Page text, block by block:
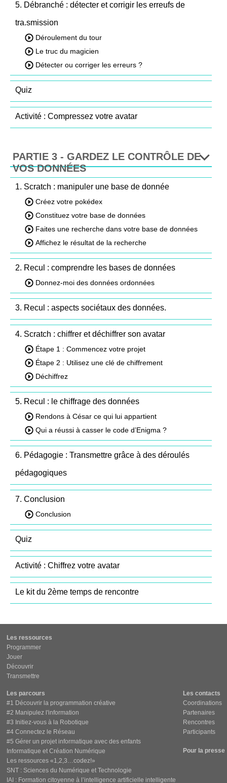
5. Débranché : détecter et corrigir les erreufs de
tra.smission
Déroulement du tour
Le truc du magicien
Détecter ou corriger les erreurs ?
Quiz
Activité : Compressez votre avatar
PARTIE 3 - GARDEZ LE CONTRÔLE DE
VOS DONNÉES
1. Scratch : manipuler une base de donnée
Créez votre pokédex
Constituez votre base de données
Faites une recherche dans votre base de données
Affichez le résultat de la recherche
2. Recul : comprendre les bases de données
Donnez-moi des données ordonnées
3. Recul : aspects sociétaux des données.
4. Scratch : chiffrer et déchiffrer son avatar
Étape 1 : Commencez votre projet
Étape 2 : Utilisez une clé de chiffrement
Déchiffrez
5. Recul : le chiffrage des données
Rendons à César ce qui lui appartient
Qui a réussi à casser le code d’Enigma ?
6. Pédagogie : Transmettre grâce à des déroulés
pédagogiques
7. Conclusion
Conclusion
Quiz
Activité : Chiffrez votre avatar
Le kit du 2ème temps de rencontre
Les ressources
Programmer
Jouer
Découvrir
Transmettre
Les parcours
#1 Découvrir la programmation créative
#2 Manipulez l'information
#3 Initiez-vous à la Robotique
#4 Connectez le Réseau
#5 Gérer un projet informatique avec des enfants
Informatique et Création Numérique
Les ressources «1,2,3…codez!»
SNT : Sciences du Numérique et Technologie
IAI : Formation citoyenne à l’intelligence artificielle intelligente
Les contacts
Coordinations
Partenaires
Rencontres
Participants
Pour la presse